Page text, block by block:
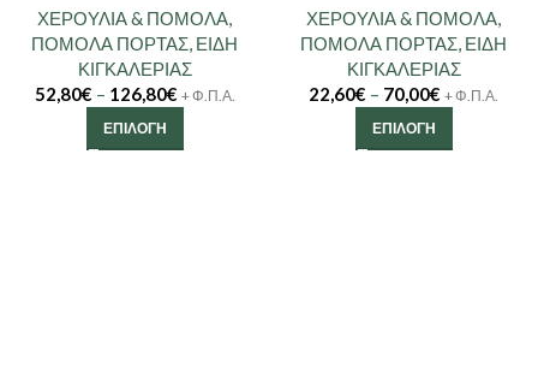
ΧΕΡΟΥΛΙΑ & ΠΟΜΟΛΑ,
ΠΟΜΟΛΑ ΠΟΡΤΑΣ, ΕΙΔΗ
ΚΙΓΚΑΛΕΡΙΑΣ
52,80€ – 126,80€ + Φ.Π.Α.
ΕΠΙΛΟΓΉ
ΧΕΡΟΥΛΙΑ & ΠΟΜΟΛΑ,
ΠΟΜΟΛΑ ΠΟΡΤΑΣ, ΕΙΔΗ
ΚΙΓΚΑΛΕΡΙΑΣ
22,60€ – 70,00€ + Φ.Π.Α.
ΕΠΙΛΟΓΉ